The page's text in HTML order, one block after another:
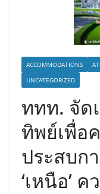
ACCOMMODATIONS
UNCATEGORIZED
ททท. จัด
ทิพย์เพื่อ
ประสบก
‘เหนือ’